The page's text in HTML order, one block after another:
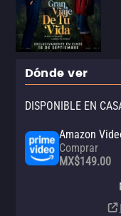
Dónde ver
DISPONIBLE EN
Amazon
Comprar
MX$149.00
Apple TV